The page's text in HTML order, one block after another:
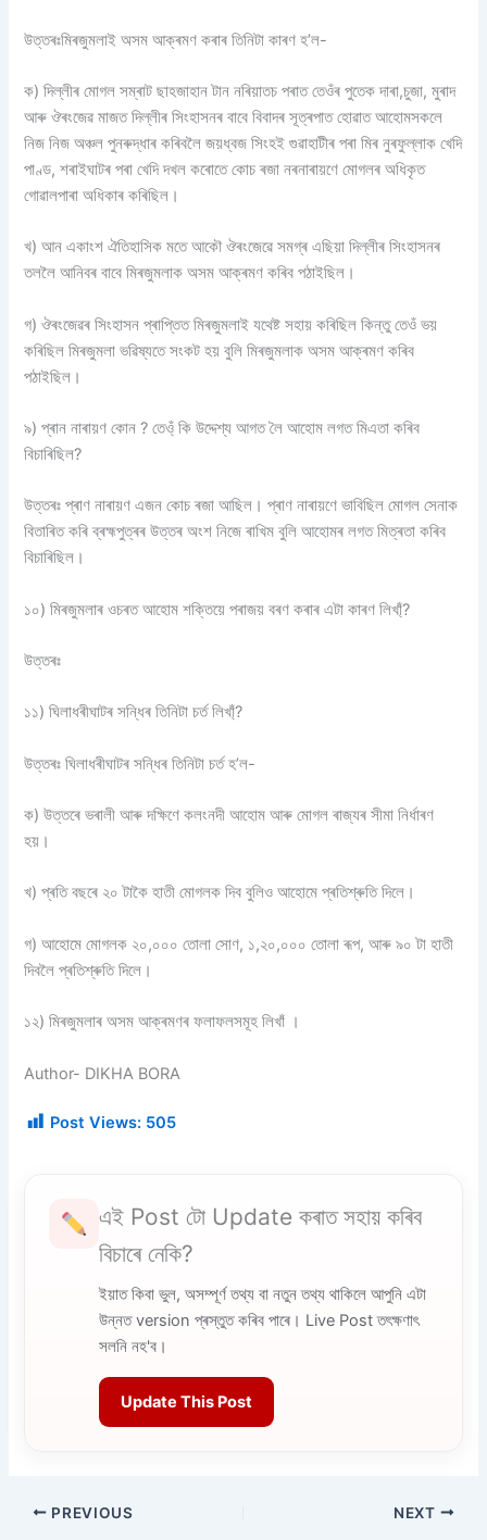
উত্তৰঃমিৰজুমলাই অসম আক্ৰমণ কৰাৰ তিনিটা কাৰণ হ’ল-
ক) দিল্লীৰ মোগল সম্ৰাট ছাহজাহান টান নৰিয়াতচ পৰাত তেওঁৰ পুতেক দাৰা,চুজা, মুৰাদ
আৰু ঔৰংজেৱ মাজত দিল্লীৰ সিংহাসনৰ বাবে বিবাদৰ সূত্ৰপাত হোৱাত আহোমসকলে
নিজ নিজ অঞ্চল পুনৰুদ্ধাৰ কৰিবলৈ জয়ধ্বজ সিংহই গুৱাহাটীৰ পৰা মিৰ নুৰফুল্লাক খেদি
পাণ্ড, শৰাইঘাটৰ পৰা খেদি দখল কৰোতে কোচ ৰজা নৰনাৰায়ণে মোগলৰ অধিকৃত
গোৱালপাৰা অধিকাৰ কৰিছিল।
খ) আন একাংশ ঐতিহাসিক মতে আকৌ ঔৰংজেৱে সমগ্ৰ এছিয়া দিল্লীৰ সিংহাসনৰ
তললৈ আনিবৰ বাবে মিৰজুমলাক অসম আক্ৰমণ কৰিব পঠাইছিল।
গ) ঔৰংজেৱৰ সিংহাসন প্ৰাপ্তিত মিৰজুমলাই যথেষ্ট সহায় কৰিছিল কিন্তু তেওঁ ভয়
কৰিছিল মিৰজুমলা ভৱিষ্যতে সংকট হয় বুলি মিৰজুমলাক অসম আক্ৰমণ কৰিব
পঠাইছিল।
৯) প্ৰান নাৰায়ণ কোন ? তেও্ঁ কি উদ্দেশ্য আগত লৈ আহোম লগত মিএতা কৰিব
বিচাৰিছিল?
উত্তৰঃ প্ৰাণ নাৰায়ণ এজন কোচ ৰজা আছিল। প্ৰাণ নাৰায়ণে ভাবিছিল মোগল সেনাক
বিতাৰিত কৰি ব্ৰহ্মপুত্ৰৰ উত্তৰ অংশ নিজে ৰাখিম বুলি আহোমৰ লগত মিত্ৰতা কৰিব
বিচাৰিছিল।
১০) মিৰজুমলাৰ ওচৰত আহোম শক্তিয়ে পৰাজয় বৰণ কৰাৰ এটা কাৰণ লিখা্ঁ?
উত্তৰঃ
১১) ঘিলাধৰীঘাটৰ সন্ধিৰ তিনিটা চৰ্ত লিখা্ঁ?
উত্তৰঃ ঘিলাধৰীঘাটৰ সন্ধিৰ তিনিটা চৰ্ত হ’ল-
ক) উত্তৰে ভৰালী আৰু দক্ষিণে কলংনদী আহোম আৰু মোগল ৰাজ্যৰ সীমা নিৰ্ধাৰণ
হয়।
খ) প্ৰতি বছৰে ২০ টাকৈ হাতী মোগলক দিব বুলিও আহোমে প্ৰতিশ্ৰুতি দিলে।
গ) আহোমে মোগলক ২০,০০০ তোলা সোণ, ১,২০,০০০ তোলা ৰূপ, আৰু ৯০ টা হাতী
দিবলৈ প্ৰতিশ্ৰুতি দিলে।
১২) মিৰজুমলাৰ অসম আক্ৰমণৰ ফলাফলসমূহ লিখাঁ ।
Author- DIKHA BORA
Post Views: 505
এই Post টো Update কৰাত সহায় কৰিব
বিচাৰে নেকি?
ইয়াত কিবা ভুল, অসম্পূৰ্ণ তথ্য বা নতুন তথ্য থাকিলে আপুনি এটা
উন্নত version প্ৰস্তুত কৰিব পাৰে। Live Post তৎক্ষণাৎ
সলনি নহ'ব।
Update This Post
PREVIOUS NEXT